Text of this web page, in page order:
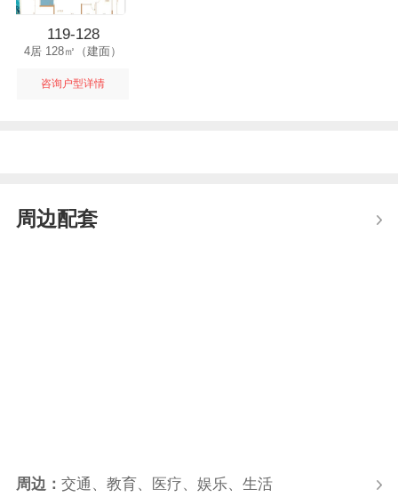
119-128
4居 128㎡（建面）
咨询户型详情
周边配套
周边： 交通、教育、医疗、娱乐、生活